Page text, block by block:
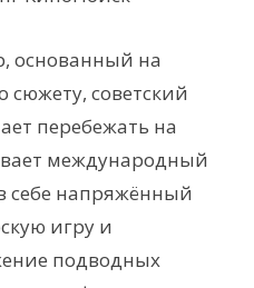
основанный на
советский
перебежать на
международный
себе напряжённый
игру и
подводных